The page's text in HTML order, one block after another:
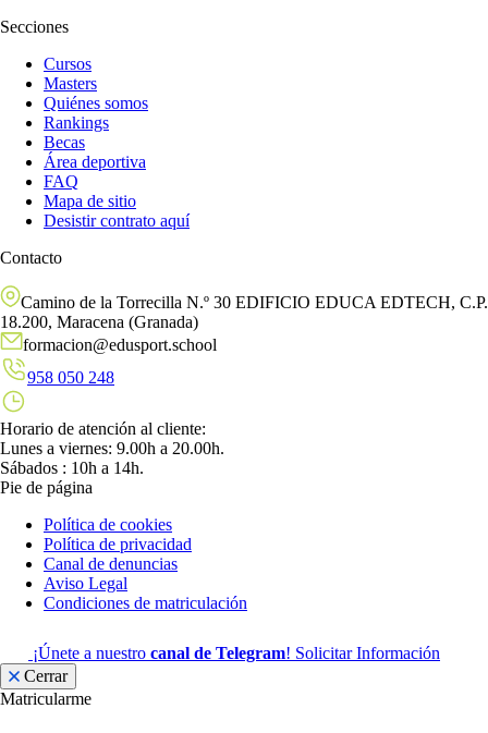
Secciones
Cursos
Masters
Quiénes somos
Rankings
Becas
Área deportiva
FAQ
Mapa de sitio
Desistir contrato aquí
Contacto
Camino de la Torrecilla N.º 30 EDIFICIO EDUCA EDTECH, C.P.
18.200, Maracena (Granada)
formacion@edusport.school
958 050 248
Horario de atención al cliente:
Lunes a viernes: 9.00h a 20.00h.
Sábados : 10h a 14h.
Pie de página
Política de cookies
Política de privacidad
Canal de denuncias
Aviso Legal
Condiciones de matriculación
¡Únete a nuestro canal de Telegram! Solicitar Información
Cerrar
Matricularme